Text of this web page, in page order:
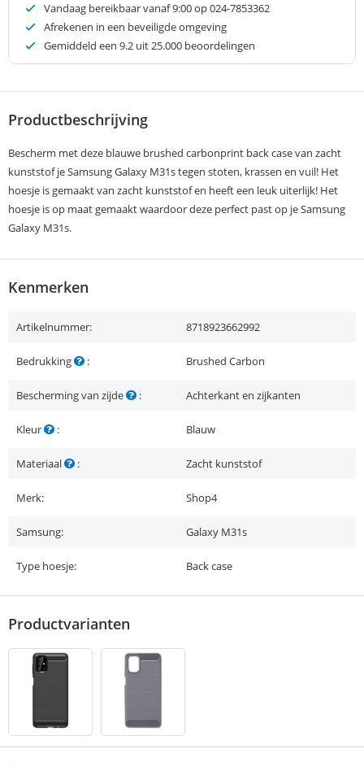
Vandaag bereikbaar vanaf 9:00 op 024-7853362
Afrekenen in een beveiligde omgeving
Gemiddeld een 9.2 uit 25.000 beoordelingen
Productbeschrijving
Bescherm met deze blauwe brushed carbonprint back case van zacht
kunststof je Samsung Galaxy M31s tegen stoten, krassen en vuil! Het
hoesje is gemaakt van zacht kunststof en heeft een leuk uiterlijk! Het
hoesje is op maat gemaakt waardoor deze perfect past op je Samsung
Galaxy M31s.
Kenmerken
Artikelnummer: 8718923662992
Bedrukking : Brushed Carbon
Bescherming van zijde : Achterkant en zijkanten
Kleur : Blauw
Materiaal : Zacht kunststof
Merk: Shop4
Samsung: Galaxy M31s
Type hoesje: Back case
Productvarianten